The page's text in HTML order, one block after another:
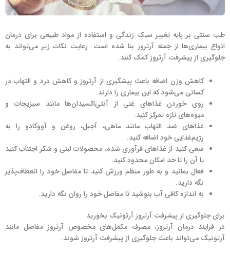
طب سنتی بر پایه تغییر سبک زندگی و استفاده از مواد طبیعی برای درمان
انواع بیماری‌ها از جمله آرتروز بنا شده است. رعایت نکات زیر می‌تواند به
جلوگیری از پیشرفت آرتروز کمک کنند.
کاهش وزن اضافه باعث پیشگیری از آرتروز و کاهش درد و التهاب در
کسانی می‌شود که این بیماری را دارند.
روی خوردن غذاهای غنی از آنتی‌اکسیدان‌ها مانند سبزیجات و
میوه‌های تازه تمرکز کنید.
غذاهای ضد التهاب مانند ماهی، آجیل، روغن و آووکادو را به
رژیم‌غذایی خود اضافه کنید.
سعی کنید از غذاهای فرآوری شده، محصولات لبنی و شکر اجتناب کنید
یا آن را تا حد امکان محدود کنید.
فعال بمانید و به طور منظم ورزش کنید تا مفاصل خود را انعطاف‌پذیر
نگه دارید.
به اندازه کافی آب بنوشید تا مفاصل خود را روان نگه دارید.
برای جلوگیری از پیشرفت آرتروز آرتونیک بخورید
در فرایند درمان آرتروز، مصرف مکمل‌های مخصوص آرتروز مفاصل مانند
آرتونیک می‌تواند باعث جلوگیری از پیشرفت آرتروز شوند.